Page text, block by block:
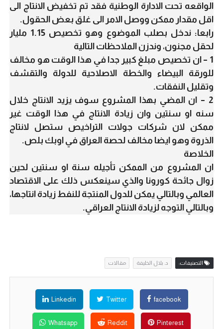
الواقعه تحت الادارة الوطنية فقد تم تخفيض الانتاج الى
اقل مقدار ممكن ووصل الامر الى غلق بعض الحقول.
رابعا: ندخل بصلب الموضوع وهو تخصيص 1.15 مليار
لحقل مجنون، وندزن الملاحظات التالية
1 – ان تخصيص مبلغ كبير جدا في هذا الوقت هو مخالف
للورقة البيضاء والخطة الاصلاحية للدولة والتقشف
وتقليل النفقات.
2 – ان المضي بهذا المشروع سوف يزيد الانتاج خلال
سنه او سنتين وان زيادة الانتاج في هذا الوقت غير
ممكن لان شركات جولات التراخيص ستصل لانتاج
الذروة وهو ايضا مخالف لحصة العراق في اوبك بلص.
الخلاصة
ان المشروع من الممكن تأجيله سنة او سنتين لحين
زوال جائحة كورونا والذي سينعكس ذلك على الاقتصاد
العالمي وبالتالي يمكن للدول المنتجة للنفط زيادة انتاجها،
وبالتالي التوجه لزيادة الانتاج العراقي.
التصنيفات: د. بلال الخليفة مقالات
facebook
Twitter
Linkedin
Pinterest
Reddit
Whatsapp